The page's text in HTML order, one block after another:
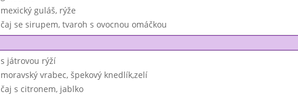
mexický guláš, rýže
čaj se sirupem, tvaroh s ovocnou omáčkou
s játrovou rýží
moravský vrabec, špekový knedlík,zelí
čaj s citronem, jablko